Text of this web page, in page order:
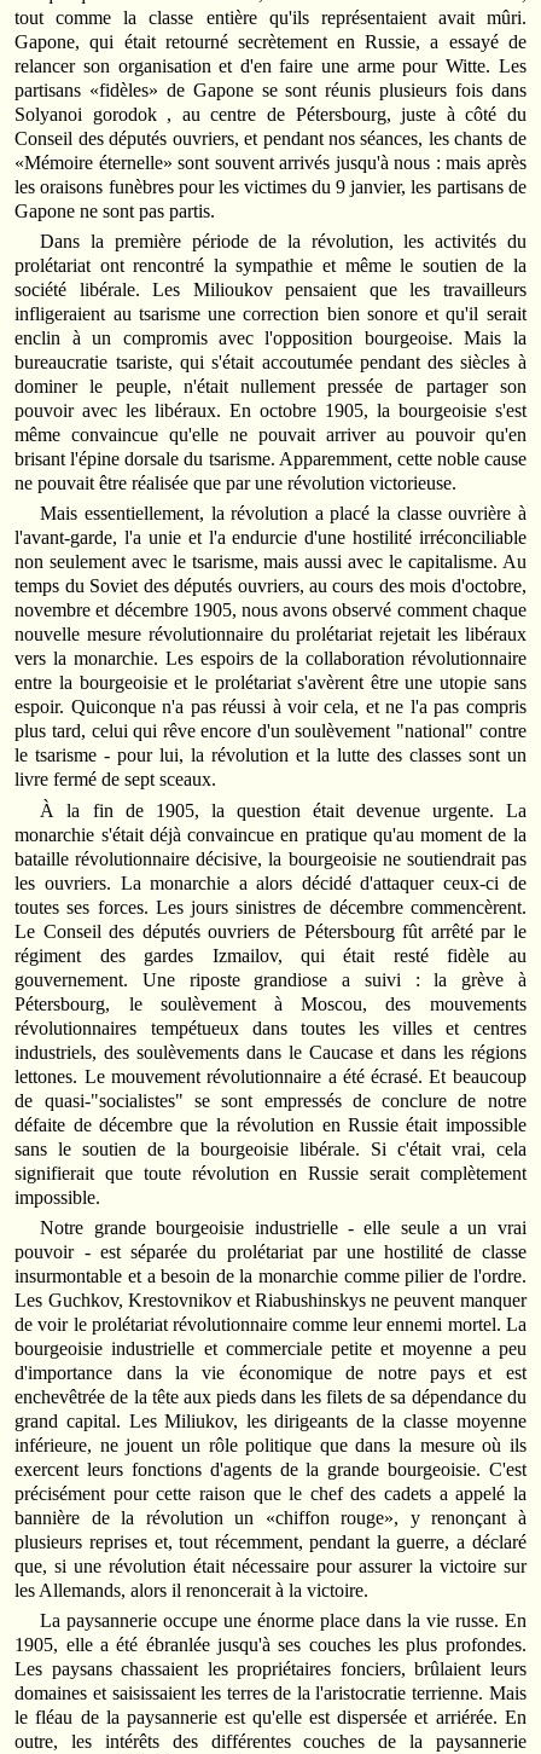
tout comme la classe entière qu'ils représentaient avait mûri.
Gapone, qui était retourné secrètement en Russie, a essayé de
relancer son organisation et d'en faire une arme pour Witte. Les
partisans «fidèles» de Gapone se sont réunis plusieurs fois dans
Solyanoi gorodok , au centre de Pétersbourg, juste à côté du
Conseil des députés ouvriers, et pendant nos séances, les chants de
«Mémoire éternelle» sont souvent arrivés jusqu'à nous : mais après
les oraisons funèbres pour les victimes du 9 janvier, les partisans de
Gapone ne sont pas partis.
Dans la première période de la révolution, les activités du
prolétariat ont rencontré la sympathie et même le soutien de la
société libérale. Les Milioukov pensaient que les travailleurs
infligeraient au tsarisme une correction bien sonore et qu'il serait
enclin à un compromis avec l'opposition bourgeoise. Mais la
bureaucratie tsariste, qui s'était accoutumée pendant des siècles à
dominer le peuple, n'était nullement pressée de partager son
pouvoir avec les libéraux. En octobre 1905, la bourgeoisie s'est
même convaincue qu'elle ne pouvait arriver au pouvoir qu'en
brisant l'épine dorsale du tsarisme. Apparemment, cette noble cause
ne pouvait être réalisée que par une révolution victorieuse.
Mais essentiellement, la révolution a placé la classe ouvrière à
l'avant-garde, l'a unie et l'a endurcie d'une hostilité irréconciliable
non seulement avec le tsarisme, mais aussi avec le capitalisme. Au
temps du Soviet des députés ouvriers, au cours des mois d'octobre,
novembre et décembre 1905, nous avons observé comment chaque
nouvelle mesure révolutionnaire du prolétariat rejetait les libéraux
vers la monarchie. Les espoirs de la collaboration révolutionnaire
entre la bourgeoisie et le prolétariat s'avèrent être une utopie sans
espoir. Quiconque n'a pas réussi à voir cela, et ne l'a pas compris
plus tard, celui qui rêve encore d'un soulèvement "national" contre
le tsarisme - pour lui, la révolution et la lutte des classes sont un
livre fermé de sept sceaux.
À la fin de 1905, la question était devenue urgente. La
monarchie s'était déjà convaincue en pratique qu'au moment de la
bataille révolutionnaire décisive, la bourgeoisie ne soutiendrait pas
les ouvriers. La monarchie a alors décidé d'attaquer ceux-ci de
toutes ses forces. Les jours sinistres de décembre commencèrent.
Le Conseil des députés ouvriers de Pétersbourg fût arrêté par le
régiment des gardes Izmailov, qui était resté fidèle au
gouvernement. Une riposte grandiose a suivi : la grève à
Pétersbourg, le soulèvement à Moscou, des mouvements
révolutionnaires tempétueux dans toutes les villes et centres
industriels, des soulèvements dans le Caucase et dans les régions
lettones. Le mouvement révolutionnaire a été écrasé. Et beaucoup
de quasi-"socialistes" se sont empressés de conclure de notre
défaite de décembre que la révolution en Russie était impossible
sans le soutien de la bourgeoisie libérale. Si c'était vrai, cela
signifierait que toute révolution en Russie serait complètement
impossible.
Notre grande bourgeoisie industrielle - elle seule a un vrai
pouvoir - est séparée du prolétariat par une hostilité de classe
insurmontable et a besoin de la monarchie comme pilier de l'ordre.
Les Guchkov, Krestovnikov et Riabushinskys ne peuvent manquer
de voir le prolétariat révolutionnaire comme leur ennemi mortel. La
bourgeoisie industrielle et commerciale petite et moyenne a peu
d'importance dans la vie économique de notre pays et est
enchevêtrée de la tête aux pieds dans les filets de sa dépendance du
grand capital. Les Miliukov, les dirigeants de la classe moyenne
inférieure, ne jouent un rôle politique que dans la mesure où ils
exercent leurs fonctions d'agents de la grande bourgeoisie. C'est
précisément pour cette raison que le chef des cadets a appelé la
bannière de la révolution un «chiffon rouge», y renonçant à
plusieurs reprises et, tout récemment, pendant la guerre, a déclaré
que, si une révolution était nécessaire pour assurer la victoire sur
les Allemands, alors il renoncerait à la victoire.
La paysannerie occupe une énorme place dans la vie russe. En
1905, elle a été ébranlée jusqu'à ses couches les plus profondes.
Les paysans chassaient les propriétaires fonciers, brûlaient leurs
domaines et saisissaient les terres de la l'aristocratie terrienne. Mais
le fléau de la paysannerie est qu'elle est dispersée et arriérée. En
outre, les intérêts des différentes couches de la paysannerie